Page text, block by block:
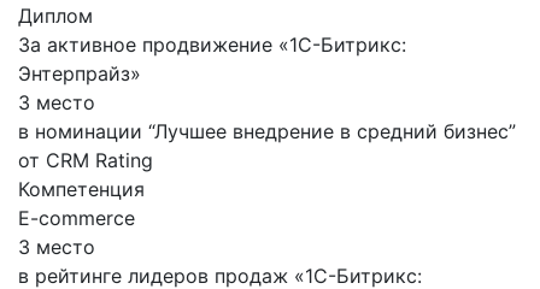
Диплом
За активное продвижение «1С-Битрикс:
Энтерпрайз»
3 место
в номинации “Лучшее внедрение в средний бизнес”
от CRM Rating
Компетенция
E-commerce
3 место
в рейтинге лидеров продаж «1С-Битрикс: